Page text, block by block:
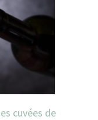
cuvées de